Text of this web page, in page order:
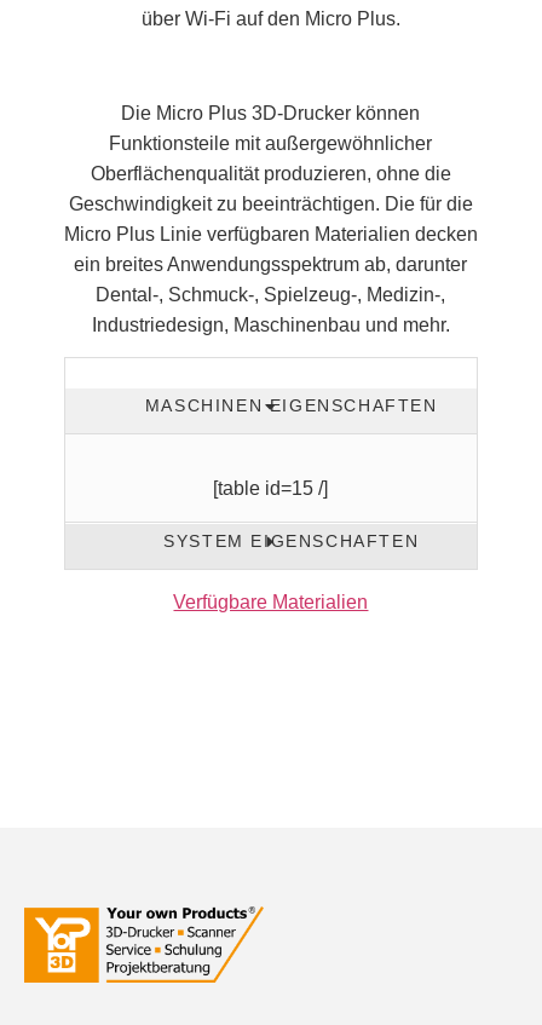
über Wi-Fi auf den Micro Plus.
Die Micro Plus 3D-Drucker können
Funktionsteile mit außergewöhnlicher
Oberflächenqualität produzieren, ohne die
Geschwindigkeit zu beeinträchtigen. Die für die
Micro Plus Linie verfügbaren Materialien decken
ein breites Anwendungsspektrum ab, darunter
Dental-, Schmuck-, Spielzeug-, Medizin-,
Industriedesign, Maschinenbau und mehr.
MASCHINEN EIGENSCHAFTEN
[table id=15 /]
SYSTEM EIGENSCHAFTEN
Verfügbare Materialien